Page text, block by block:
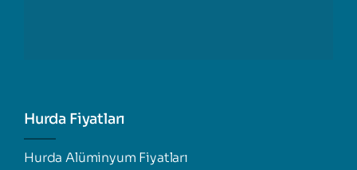
Hurda Fiyatları
Hurda Alüminyum Fiyatları